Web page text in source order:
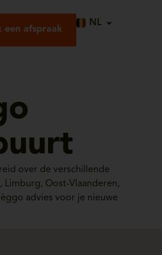
een afspraak
NL
over de verschillende
Limburg, Oost-Vlaanderen,
advies voor je nieuwe